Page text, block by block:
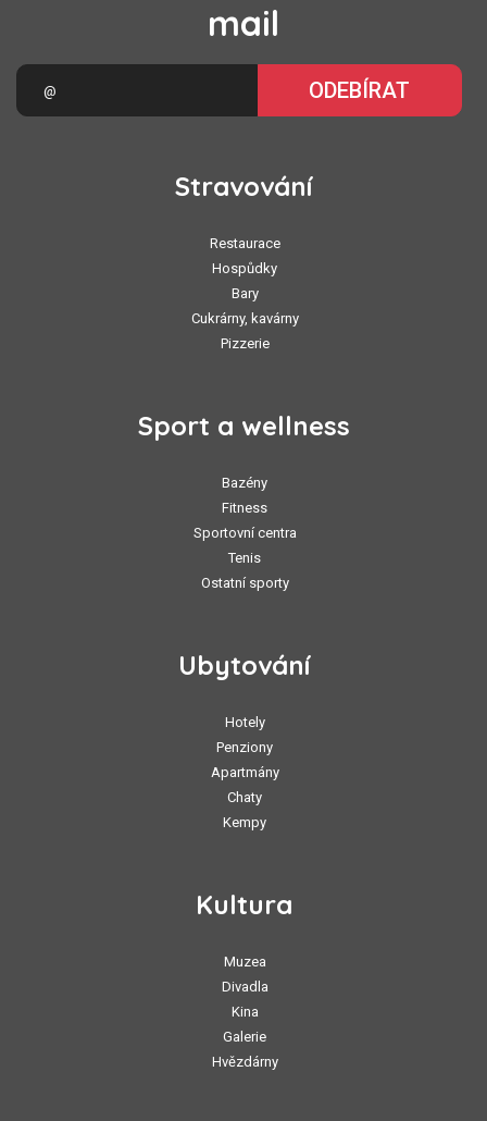
mail
ODEBÍRAT
Stravování
Restaurace
Hospůdky
Bary
Cukrárny, kavárny
Pizzerie
Sport a wellness
Bazény
Fitness
Sportovní centra
Tenis
Ostatní sporty
Ubytování
Hotely
Penziony
Apartmány
Chaty
Kempy
Kultura
Muzea
Divadla
Kina
Galerie
Hvězdárny